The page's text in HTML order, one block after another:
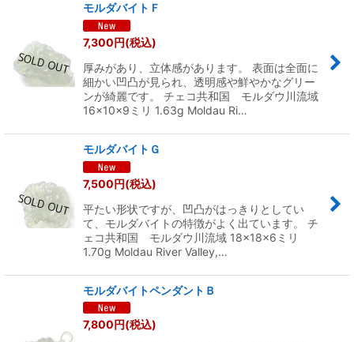
モルダバイトＦ
7,300円(税込)
厚みがあり、立体感があります。 表面は全面に
細かい凹凸が見られ、透明感や鮮やかなグリー
ンが綺麗です。 チェコ共和国 モルダウ川流域
16×10×9ミリ 1.63g Moldau Ri…
モルダバイトＧ
7,500円(税込)
平たい形状ですが、凹凸がはっきりとしてい
て、モルダバイトの特徴がよく出ています。 チ
ェコ共和国 モルダウ川流域 18×18×6ミリ
1.70g Moldau River Valley,…
モルダバイトペンダントＢ
7,800円(税込)